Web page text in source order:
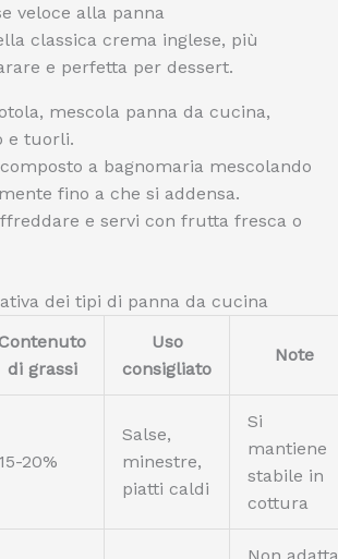
veloce alla panna
classica crema inglese, più
e perfetta per dessert.
mescola panna da cucina,
e tuorli.
a bagnomaria mescolando
fino a che si addensa.
e servi con frutta fresca o
dei tipi di panna da cucina
di grassi
Uso
consigliato
Note
15-20%
Salse,
minestre,
piatti caldi
Si
mantiene
stabile in
cottura